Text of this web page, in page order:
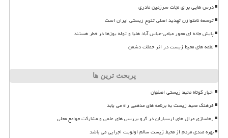
درس هایی برای نجات سرزمین مادری
توسعه نامتوازن تهدید اصلی تنوع زیستی ایران است
پایش جاده ای محور میامی-عباس آباد هلیا و توله یوزها در خطر هستند
لطمه های محیط زیست در اثر حملات دشمن
پربحث ترین ها
اخبار کوتاه محیط زیستی اصفهان
فرهنگ محیط زیست به برنامه های مذهبی راه می یابد
رهاسازی مرال های ارسباران در گرو بررسی های علمی و مشارکت جوامع محلی
بهره مندی مردم از محیط زیست سالم اولویت اجرایی می باشد